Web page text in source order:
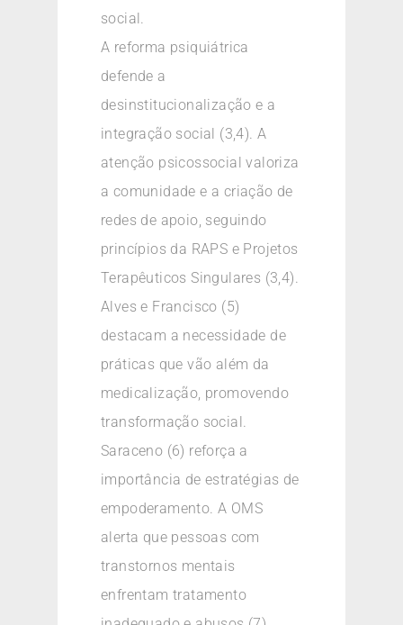
social.
A reforma psiquiátrica
defende a
desinstitucionalização e a
integração social (3,4). A
atenção psicossocial valoriza
a comunidade e a criação de
redes de apoio, seguindo
princípios da RAPS e Projetos
Terapêuticos Singulares (3,4).
Alves e Francisco (5)
destacam a necessidade de
práticas que vão além da
medicalização, promovendo
transformação social.
Saraceno (6) reforça a
importância de estratégias de
empoderamento. A OMS
alerta que pessoas com
transtornos mentais
enfrentam tratamento